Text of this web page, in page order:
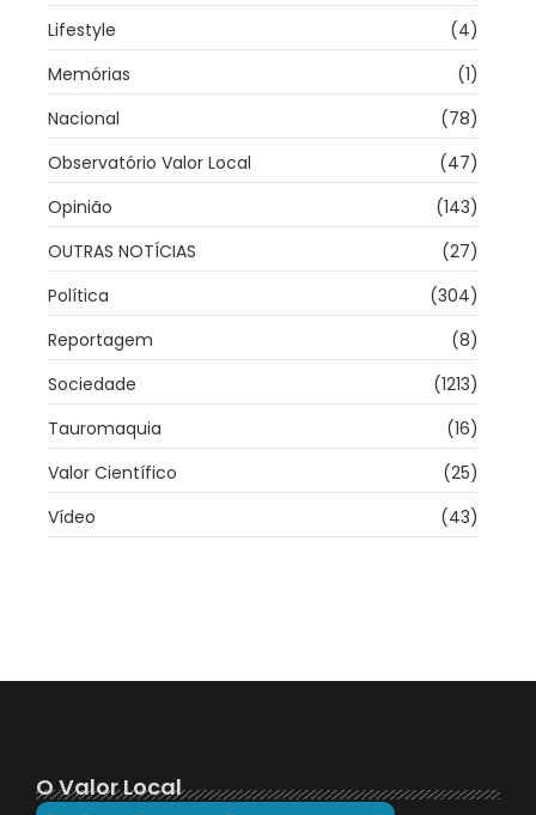
Lifestyle
(4)
Memórias
(1)
Nacional
(78)
Observatório Valor Local
(47)
Opinião
(143)
OUTRAS NOTÍCIAS
(27)
Política
(304)
Reportagem
(8)
Sociedade
(1213)
Tauromaquia
(16)
Valor Científico
(25)
Vídeo
(43)
O Valor Local